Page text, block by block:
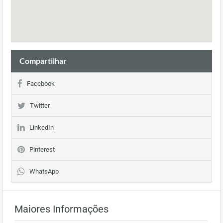
Compartilhar
Facebook
Twitter
LinkedIn
Pinterest
WhatsApp
Maiores Informações